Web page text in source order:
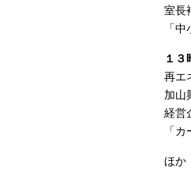
室
「
１３
再エ
加山
経営
「
ほか